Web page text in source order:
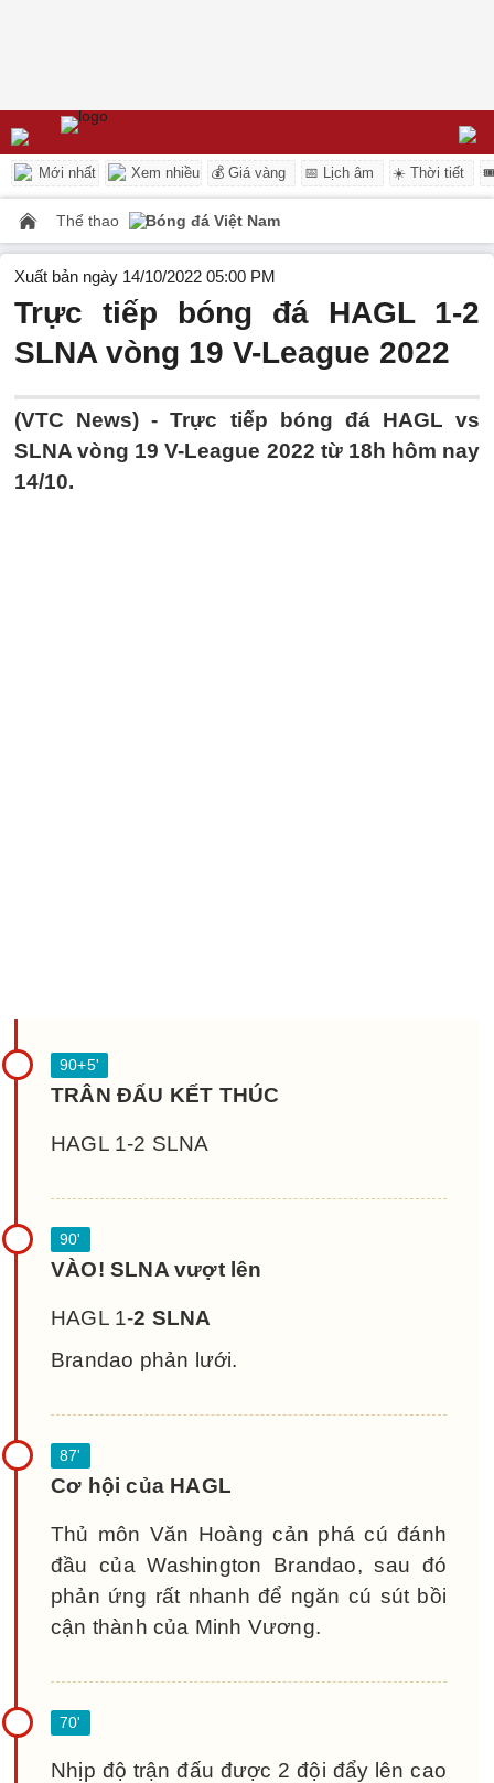
Mới nhất Xem nhiều 💰 Giá vàng 📅 Lịch âm ☀️ Thời tiết
Thể thao Bóng đá Việt Nam
Xuất bản ngày 14/10/2022 05:00 PM
Trực tiếp bóng đá HAGL 1-2
SLNA vòng 19 V-League 2022
(VTC News) -Trực tiếp bóng đá HAGL vs
SLNA vòng 19 V-League 2022 từ 18h hôm nay
14/10.
TRÂN ĐẤU KẾT THÚC
HAGL 1-2 SLNA
VÀO! SLNA vượt lên
HAGL 1-2 SLNA
Brandao phản lưới.
Cơ hội của HAGL
Thủ môn Văn Hoàng cản phá cú đánh
đầu của Washington Brandao, sau đó
phản ứng rất nhanh để ngăn cú sút bồi
cận thành của Minh Vương.
Nhịp độ trận đấu được 2 đội đẩy lên cao